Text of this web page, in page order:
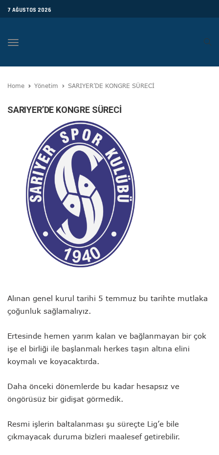
7 AĞUSTOS 2026
Toggle
Home Yönetim SARIYER’DE KONGRE SÜRECİ
SARIYER’DE KONGRE SÜRECİ
Alınan genel kurul tarihi 5 temmuz bu tarihte mutlaka
çoğunluk sağlamalıyız.
Ertesinde hemen yarım kalan ve bağlanmayan bir çok
işe el birliği ile başlanmalı herkes taşın altına elini
koymalı ve koyacaktırda.
Daha önceki dönemlerde bu kadar hesapsız ve
öngörüsüz bir gidişat görmedik.
Resmi işlerin baltalanması şu süreçte Lig’e bile
çıkmayacak duruma bizleri maalesef getirebilir.